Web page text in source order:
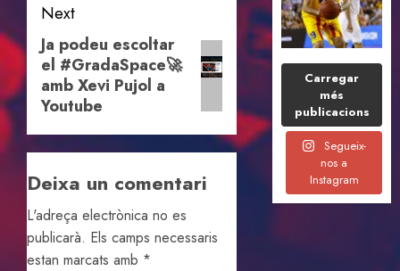
Next
Next
post:
Ja podeu escoltar
el #GradaSpace🚀
amb Xevi Pujol a
Youtube
Deixa un comentari
L'adreça electrònica no es
publicarà. Els camps necessaris
estan marcats amb *
Carregar
més
publicacions
Segueix-
nos a
Instagram